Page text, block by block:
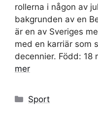
rollerna i någon av
bakgrunden av en
är en av Sveriges
med en karriär som
decennier. Född: 18
mer
Kategorier
Sport